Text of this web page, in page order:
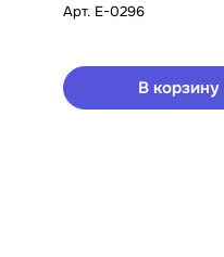
Арт. E-0296
В корзину